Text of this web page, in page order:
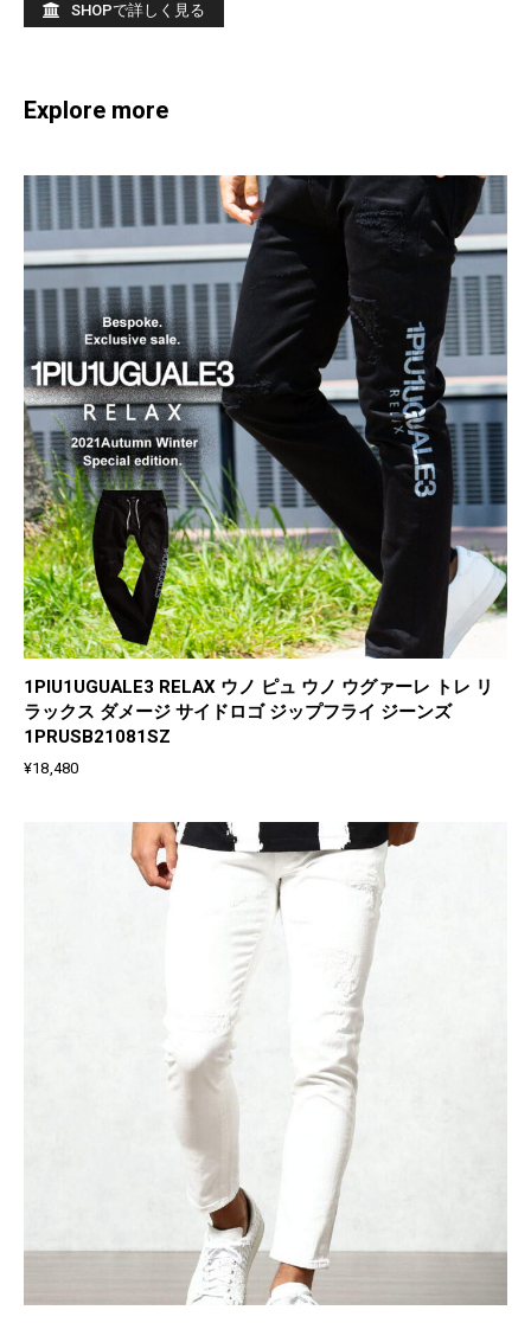
SHOPで詳しく見る
Explore more
1PIU1UGUALE3 RELAX ウノ ピュ ウノ ウグァーレ トレ リ
ラックス ダメージ サイドロゴ ジップフライ ジーンズ
1PRUSB21081SZ
¥18,480